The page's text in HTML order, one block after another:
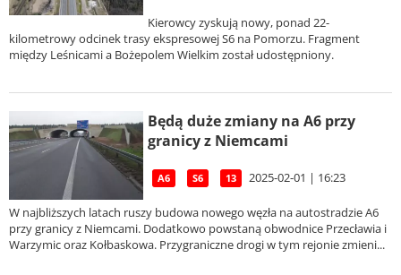
Kierowcy zyskują nowy, ponad 22-
kilometrowy odcinek trasy ekspresowej S6 na Pomorzu. Fragment
między Leśnicami a Bożepolem Wielkim został udostępniony.
Będą duże zmiany na A6 przy
granicy z Niemcami
A6 S6 13 2025-02-01 | 16:23
W najbliższych latach ruszy budowa nowego węzła na autostradzie A6
przy granicy z Niemcami. Dodatkowo powstaną obwodnice Przecławia i
Warzymic oraz Kołbaskowa. Przygraniczne drogi w tym rejonie zmieni...